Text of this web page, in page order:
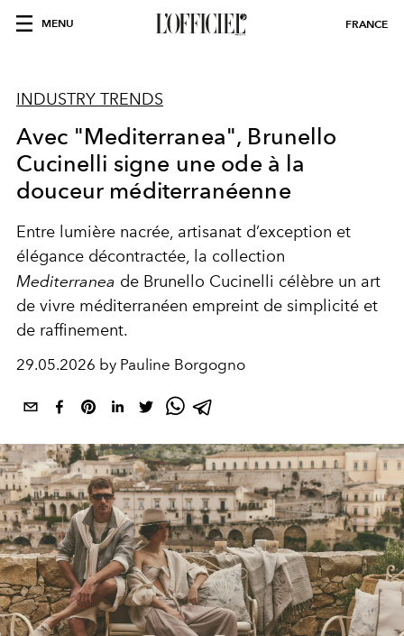
MENU FRANCE
INDUSTRY TRENDS
Avec "Mediterranea", Brunello
Cucinelli signe une ode à la
douceur méditerranéenne
Entre lumière nacrée, artisanat d’exception et
élégance décontractée, la collection
Mediterranea de Brunello Cucinelli célèbre un art
de vivre méditerranéen empreint de simplicité et
de raffinement.
29.05.2026 by Pauline Borgogno